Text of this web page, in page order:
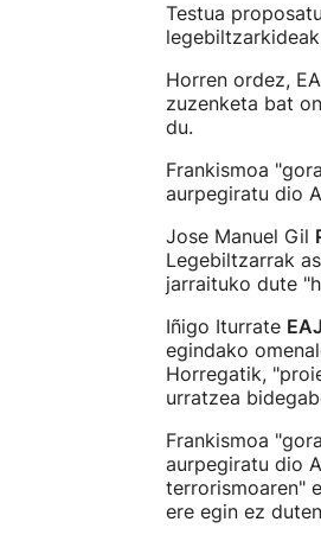
Testua
Horren ordez,
zuzenketa bat
du.
Frankismoa
aurpegiratu dio
Jose Manuel Gil
Legebiltzarrak
jarraituko dute
Iñigo Iturrate EAJ
egindako
Horregatik,
urratzea
Frankismoa
aurpegiratu dio
terrorismoaren"
ere egin ez